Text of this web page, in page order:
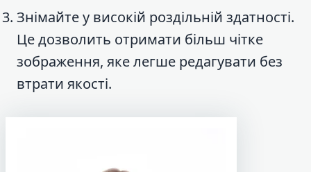
Знімайте у високій роздільній здатності.
Це дозволить отримати більш чітке
зображення, яке легше редагувати без
втрати якості.